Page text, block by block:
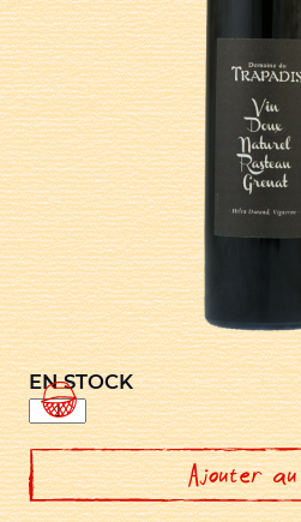
EN STOCK
quantité
de
RASTEAU
VIN
DOUX
NATUREL
GRENAT
Ajouter